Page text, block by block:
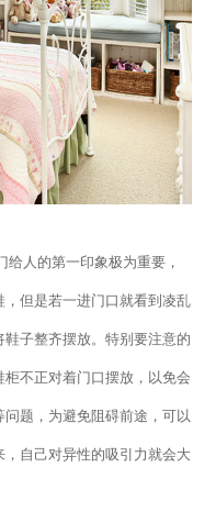
人的第一印象极为重要，
但是若一进门口就看到凌乱
子整齐摆放。特别要注意的
不正对着门口摆放，以免会
题，为避免阻碍前途，可以
自己对异性的吸引力就会大